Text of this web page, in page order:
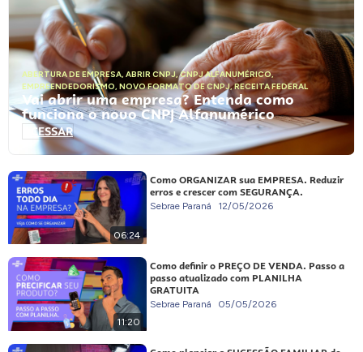
ABERTURA DE EMPRESA, ABRIR CNPJ,CNPJ ALFANUMÉRICO,
EMPREENDEDORISMO, NOVO FORMATO DE CNPJ,RECEITA FEDERAL
Vai abrir uma empresa? Entenda como
funciona o novo CNPJ Alfanumérico
ACESSAR
06:24
Como ORGANIZAR sua EMPRESA. Reduzir
erros e crescer com SEGURANÇA.
Sebrae Paraná 12/05/2026
11:20
Como definir o PREÇO DE VENDA. Passo a
passo atualizado com PLANILHA
GRATUITA
Sebrae Paraná 05/05/2026